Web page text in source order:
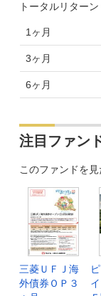
トータルリターン
1ヶ月
3ヶ月
6ヶ月
注目ファン
このファンドを
三菱ＵＦＪ海
外債券ＯＰ３